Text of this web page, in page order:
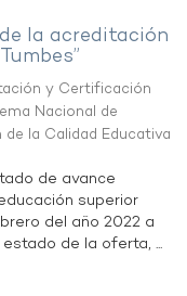
la acreditación
y Certificación
Nacional de
la Calidad Educativa
de avance
superior
del año 2022 a
de la oferta, ...